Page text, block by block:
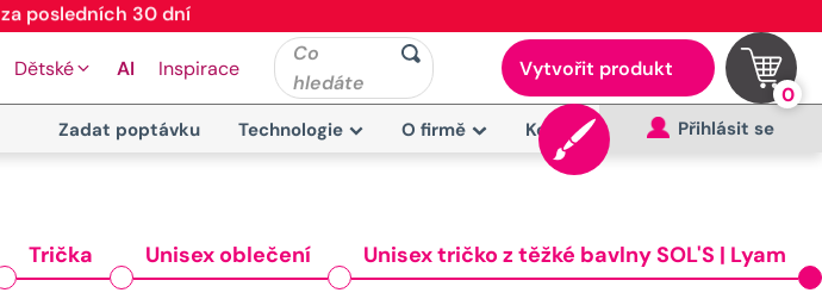
za posledních 30 dní
Dětské AI Inspirace
Co
hledáte
Vytvořit produkt
0
Zadat poptávku Technologie O firmě Kontakt Přihlásit se
Trička Unisex oblečení Unisex tričko z těžké bavlny SOL'S | Lyam